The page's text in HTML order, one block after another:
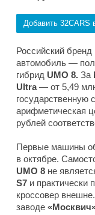
Добавить 32CARS
Российский бренд
автомобиль —
гибрид UMO 8. За
Ultra— от 5,49
государственную
арифметическая
рублей
Первые машины
в октябре.
UMO 8 не
S7 и практически
кроссовер
заводе